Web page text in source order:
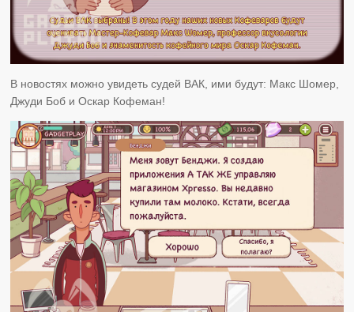
В новостях можно увидеть судей ВАК, ими будут: Макс Шомер,
Джуди Боб и Оскар Кофеман!